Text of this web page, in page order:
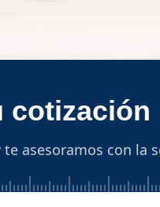
cotización
asesoramos con la